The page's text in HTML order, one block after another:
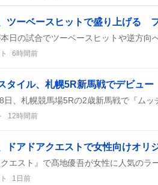
6時間前
12時間前
ドアドアクエストで女性向けオリ
1日前